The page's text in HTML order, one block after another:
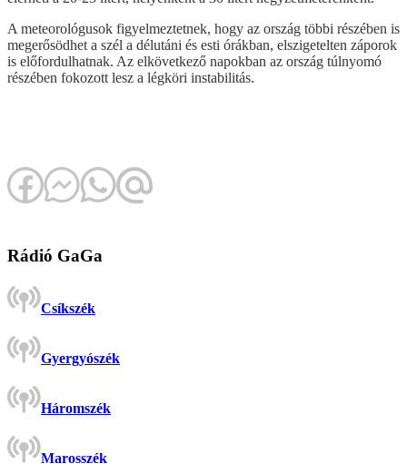
A meteorológusok figyelmeztetnek, hogy az ország többi részében is
megerősödhet a szél a délutáni és esti órákban, elszigetelten záporok
is előfordulhatnak. Az elkövetkező napokban az ország túlnyomó
részében fokozott lesz a légköri instabilitás.
Rádió GaGa
Csíkszék
Gyergyószék
Háromszék
Marosszék